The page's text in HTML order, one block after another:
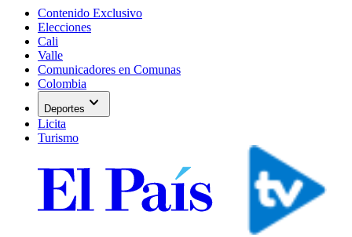
Contenido Exclusivo
Elecciones
Cali
Valle
Comunicadores en Comunas
Colombia
Deportes expand_more
Licita
Turismo